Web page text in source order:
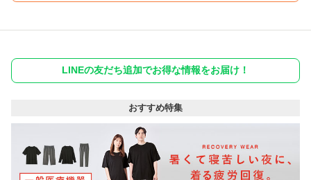
LINEの友だち追加でお得な情報をお届け！
おすすめ特集